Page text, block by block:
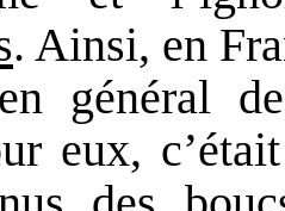
. Ainsi, en
général
eux,